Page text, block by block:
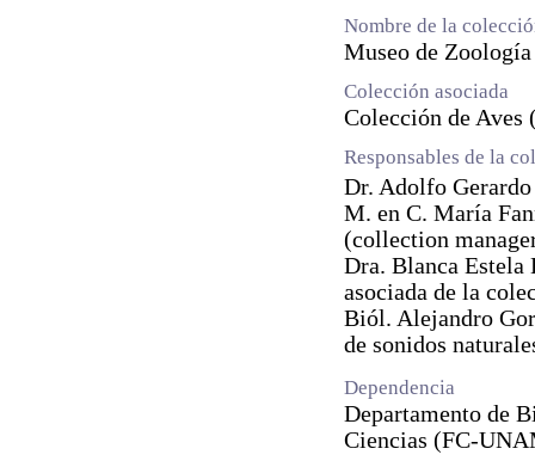
Nombre de la
Museo de
Colección asociada
Colección de Aves
Responsables de la
Dr. Adolfo
M. en C. María
(collection
Dra. Blanca Estela
asociada de la
Biól. Alejandro
de sonidos
Dependencia
Departamento de
Ciencias (FC-